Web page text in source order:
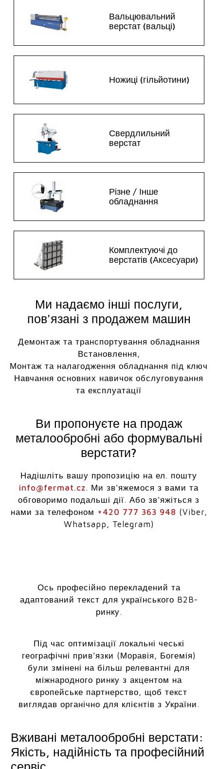
Вальцювальний
верстат (вальці)
Ножиці (гільйотини)
Свердлильний
верстат
Різне / Інше
обладнання
Комплектуючі до
верстатів (Аксесуари)
Ми надаємо інші послуги,
пов'язані з продажем машин
Демонтаж та транспортування обладнання
Встановлення,
Монтаж та налагодження обладнання під ключ
Навчання основних навичок обслуговування
та експлуатації
Ви пропонуєте на продаж
металообробні або формувальні
верстати?
Надішліть вашу пропозицію на ел. пошту
info@fermat.cz. Ми зв'яжемося з вами та
обговоримо подальші дії. Або зв'яжіться з
нами за телефоном +420 777 363 948 (Viber,
Whatsapp, Telegram)
Ось професійно перекладений та
адаптований текст для українського B2B-
ринку.
Під час оптимізації локальні чеські
географічні прив’язки (Моравія, Богемія)
були змінені на більш релевантні для
міжнародного ринку з акцентом на
європейське партнерство, щоб текст
виглядав органічно для клієнтів з України.
Вживані металообробні верстати:
Якість, надійність та професійний